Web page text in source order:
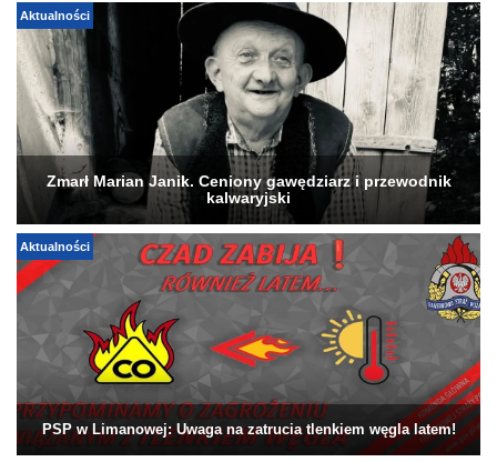
Aktualności
Zmarł Marian Janik. Ceniony gawędziarz i przewodnik
kalwaryjski
Aktualności
PSP w Limanowej: Uwaga na zatrucia tlenkiem węgla latem!